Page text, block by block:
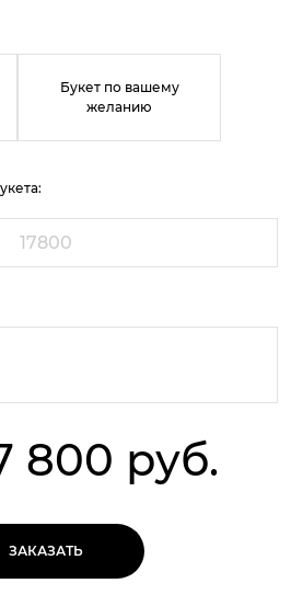
Букет по вашему
желанию
800 руб.
ЗАКАЗАТЬ